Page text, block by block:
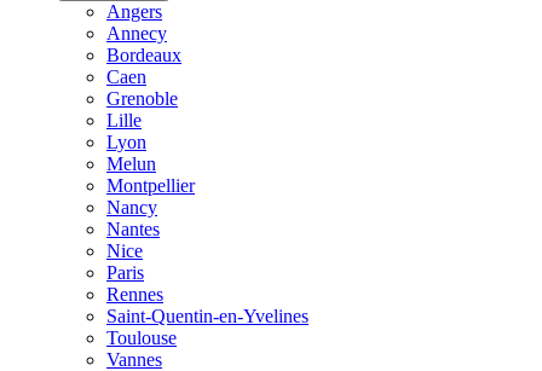
Angers
Annecy
Bordeaux
Caen
Grenoble
Lille
Lyon
Melun
Montpellier
Nancy
Nantes
Nice
Paris
Rennes
Saint-Quentin-en-Yvelines
Toulouse
Vannes